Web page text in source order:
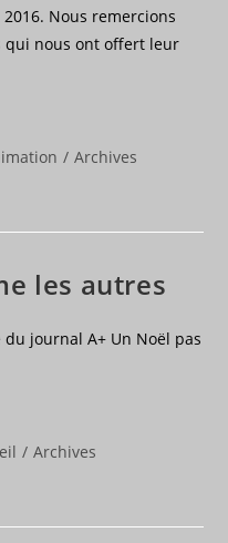
Nous remercions
qui nous ont offert leur
/ Archives
les autres
journal A+ Un Noël pas
/ Archives